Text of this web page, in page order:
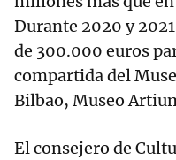
Durante 2020 y
de 300.000 euros
compartida del
Bilbao, Museo
El consejero de